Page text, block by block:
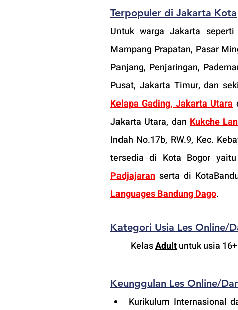
Terpopuler di Jakarta Kota
Untuk warga Jakarta seperti
Mampang Prapatan, Pasar
Panjang, Penjaringan,
Pusat, Jakarta Timur, dan
Kelapa Gading, Jakarta Utara
Jakarta Utara, dan Kukche
Indah No.17b, RW.9, Kec.
tersedia di Kota Bogor yaitu
Padjajaran serta di
Languages Bandung Dago.
Kategori Usia Les Online/
Kelas Adult untuk usia
Keunggulan Les Online/
Kurikulum Internasional